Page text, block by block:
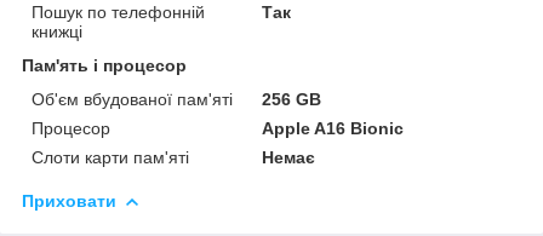
Пошук по телефонній
книжці
Так
Пам'ять і процесор
Об'єм вбудованої пам'яті
256 GB
Процесор
Apple A16 Bionic
Слоти карти пам'яті
Немає
Приховати